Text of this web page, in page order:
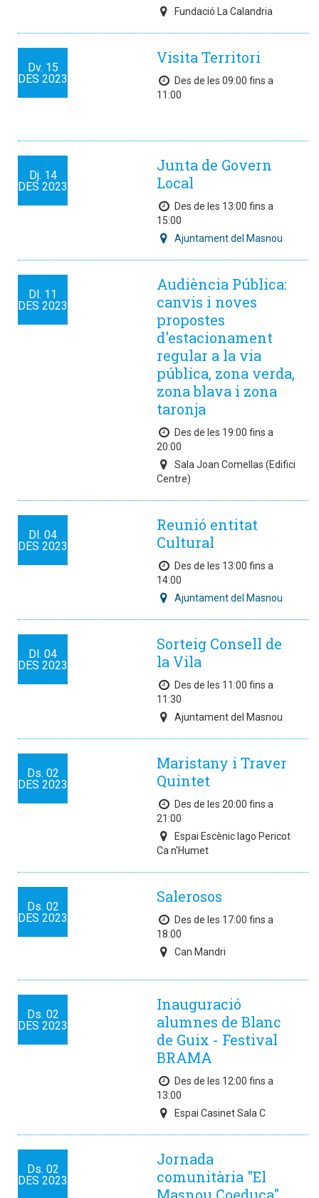
Fundació La Calandria
Dv. 15
DES 2023
Visita Territori
Des de les 09:00 fins a
11:00
Dj. 14
DES 2023
Junta de Govern
Local
Des de les 13:00 fins a
15:00
Ajuntament del Masnou
Dl. 11
DES 2023
Audiència Pública:
canvis i noves
propostes
d'estacionament
regular a la via
pública, zona verda,
zona blava i zona
taronja
Des de les 19:00 fins a
20:00
Sala Joan Comellas (Edifici
Centre)
Dl. 04
DES 2023
Reunió entitat
Cultural
Des de les 13:00 fins a
14:00
Ajuntament del Masnou
Dl. 04
DES 2023
Sorteig Consell de
la Vila
Des de les 11:00 fins a
11:30
Ajuntament del Masnou
Ds. 02
DES 2023
Maristany i Traver
Quintet
Des de les 20:00 fins a
21:00
Espai Escènic Iago Pericot
Ca n'Humet
Ds. 02
DES 2023
Salerosos
Des de les 17:00 fins a
18:00
Can Mandri
Ds. 02
DES 2023
Inauguració
alumnes de Blanc
de Guix - Festival
BRAMA
Des de les 12:00 fins a
13:00
Espai Casinet Sala C
Ds. 02
DES 2023
Jornada
comunitària "El